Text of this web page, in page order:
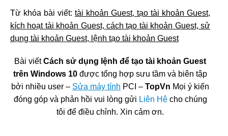
Từ khóa bài viết: tài khoản Guest, tạo tài khoản Guest,
kích hoạt tài khoản Guest, cách tạo tài khoản Guest, sử
dụng tài khoản Guest, lệnh tạo tài khoản Guest
Bài viếtCách sử dụng lệnh để tạo tài khoản Guest
trên Windows 10 được tổng hợp sưu tầm và biên tập
bởi nhiều user – Sửa máy tính PCI – TopVn Mọi ý kiến
đóng góp và phản hồi vui lòng gửi Liên Hệcho chúng
tôi để điều chỉnh. Xin cảm ơn.